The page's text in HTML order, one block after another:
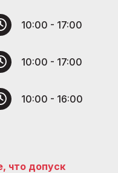
10:00 - 17:00
10:00 - 17:00
10:00 - 16:00
что допуск